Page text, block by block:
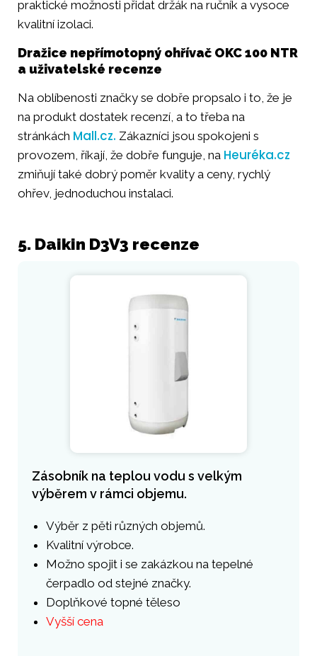
praktické možnosti přidat držák na ručník a vysoce
kvalitní izolaci.
Dražice nepřímotopný ohřívač OKC 100 NTR
a uživatelské recenze
Na oblíbenosti značky se dobře propsalo i to, že je
na produkt dostatek recenzí, a to třeba na
stránkách Mall.cz. Zákazníci jsou spokojeni s
provozem, říkají, že dobře funguje, na Heuréka.cz
zmiňují také dobrý poměr kvality a ceny, rychlý
ohřev, jednoduchou instalaci.
5. Daikin D3V3 recenze
Zásobník na teplou vodu s velkým
výběrem v rámci objemu.
Výběr z pěti různých objemů.
Kvalitní výrobce.
Možno spojit i se zakázkou na tepelné
čerpadlo od stejné značky.
Doplňkové topné těleso
Vyšší cena